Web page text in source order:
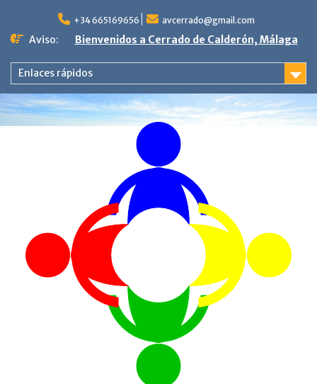
contenido
+34 665169656 avcerrado@gmail.com
Aviso: Bienvenidos a Cerrado de Calderón, Málaga
Enlaces rápidos